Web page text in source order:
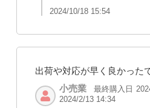
2024/10/18 15:54
出荷や対応が早く良かった
小売業
最終購入日
2024/2/13 14:34